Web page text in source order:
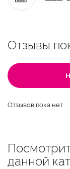
Отзывы
Отзывов пока нет
данной